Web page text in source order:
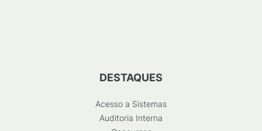
DESTAQUES
Acesso a Sistemas
Auditoria Interna